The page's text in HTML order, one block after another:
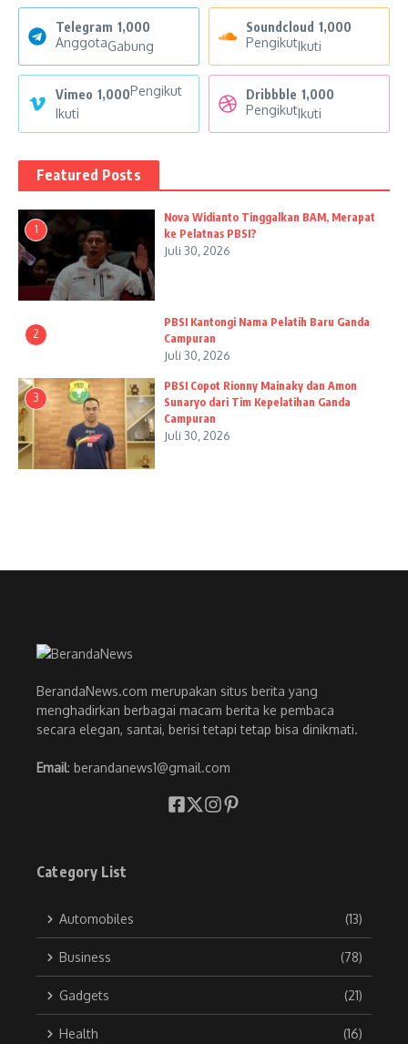
Telegram 1,000
AnggotaGabung
Soundcloud 1,000
PengikutIkuti
Vimeo 1,000Pengikut
Ikuti
Dribbble 1,000
PengikutIkuti
Featured Posts
1
Nova Widianto Tinggalkan BAM, Merapat
ke Pelatnas PBSI?
Juli 30, 2026
2
PBSI Kantongi Nama Pelatih Baru Ganda
Campuran
Juli 30, 2026
3
PBSI Copot Rionny Mainaky dan Amon
Sunaryo dari Tim Kepelatihan Ganda
Campuran
Juli 30, 2026
BerandaNews.com merupakan situs berita yang
menghadirkan berbagai macam berita ke pembaca
secara elegan, santai, berisi tetapi tetap bisa dinikmati.
Email: berandanews1@gmail.com
Category List
Automobiles (13)
Business (78)
Gadgets (21)
Health (16)